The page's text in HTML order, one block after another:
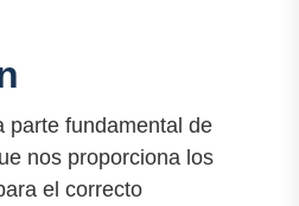
parte fundamental de
nos proporciona los
el correcto